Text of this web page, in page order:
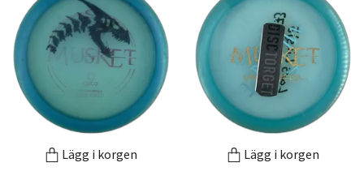
Lägg i korgen Lägg i korgen